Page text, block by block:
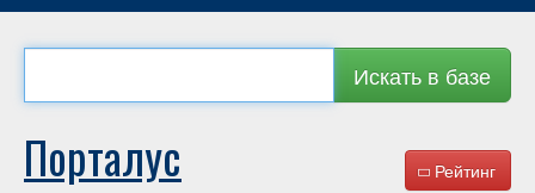
Искать в базе
Рейтинг
Порталус